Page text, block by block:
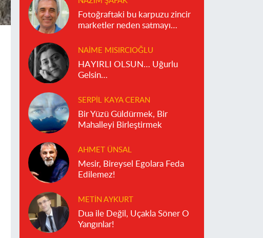
Fotoğraftaki bu karpuzu zincir
marketler neden satmayı
NAIME MISIRCIOĞLU
HAYIRLI OLSUN… Uğurlu
Gelsin…
SERPIL KAYA CERAN
Bir Yüzü Güldürmek, Bir
Mahalleyi Birleştirmek
AHMET ÜNSAL
Mesir, Bireysel Egolara Feda
Edilemez!
METIN AYKURT
Dua ile Değil, Uçakla Söner O
Yangınlar!